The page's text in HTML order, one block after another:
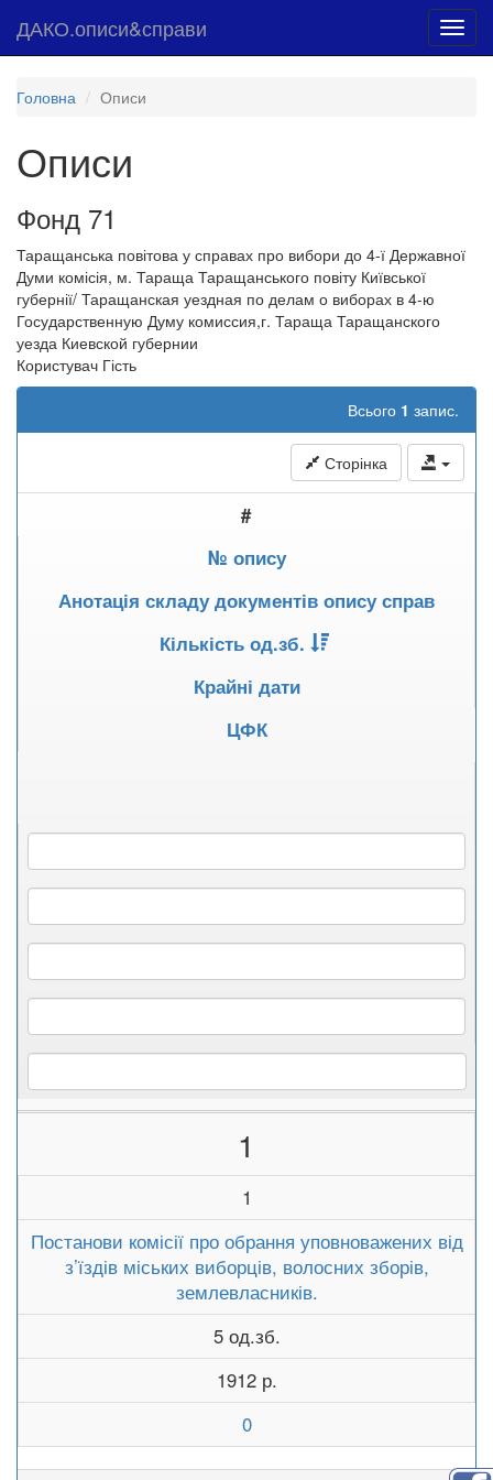
ДАКО.описи&справи
Головна Описи
Описи
Фонд 71
Таращанська повітова у справах про вибори до 4-ї Державної
Думи комісія, м. Тараща Таращанського повіту Київської
губернії/ Таращанская уездная по делам о виборах в 4-ю
Государственную Думу комиссия,г. Тараща Таращанского
уезда Киевской губернии
Користувач Гість
Всього 1 запис.
Сторінка
#
№ опису
Анотація складу документів опису справ
Кількість од.зб.
Крайні дати
ЦФК
1
1
Постанови комісії про обрання уповноважених від
з’їздів міських виборців, волосних зборів,
землевласників.
5 од.зб.
1912 р.
0